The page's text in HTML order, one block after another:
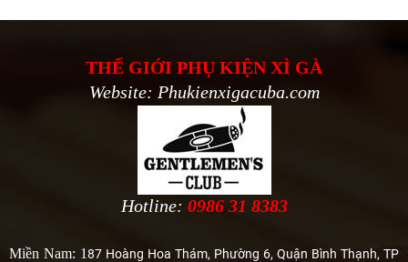
THẾ GIỚI PHỤ KIỆN XÌ GÀ
Website: Phukienxigacuba.com
Hotline: 0986 31 8383
Miền Nam: 187 Hoàng Hoa Thám, Phường 6, Quận Bình Thạnh, TP